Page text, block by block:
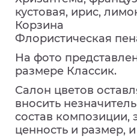
кустовая, ирис,
Корзина
Флористическая
На фото
размере Классик.
Салон цветов
вносить
состав композиции,
ценность и размер,